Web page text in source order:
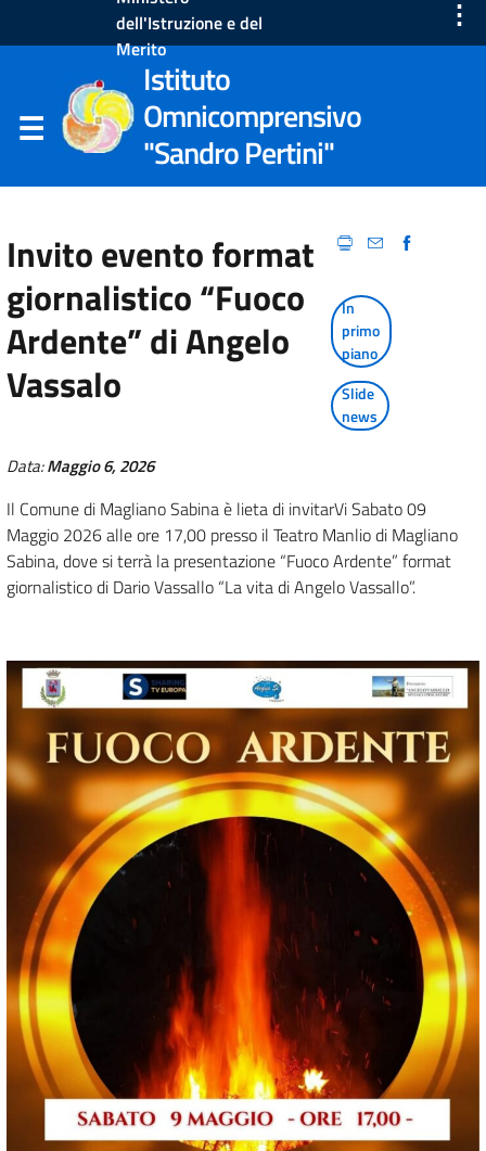
dell'Istruzione e del
Merito
⋮
Istituto
Omnicomprensivo
"Sandro Pertini"
Invito evento format
giornalistico “Fuoco
Ardente” di Angelo
Vassalo
In
primo
piano
Slide
news
Data:Maggio 6, 2026
Il Comune di Magliano Sabina è lieta di invitarVi Sabato 09
Maggio 2026 alle ore 17,00 presso il Teatro Manlio di Magliano
Sabina, dove si terrà la presentazione “Fuoco Ardente” format
giornalistico di Dario Vassallo “La vita di Angelo Vassallo”.